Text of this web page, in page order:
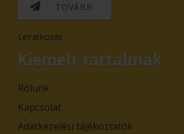
TOVÁBB
Leiratkozás
Kiemelt tartalmak
Rólunk
Kapcsolat
Adatkezelési tájékoztatók